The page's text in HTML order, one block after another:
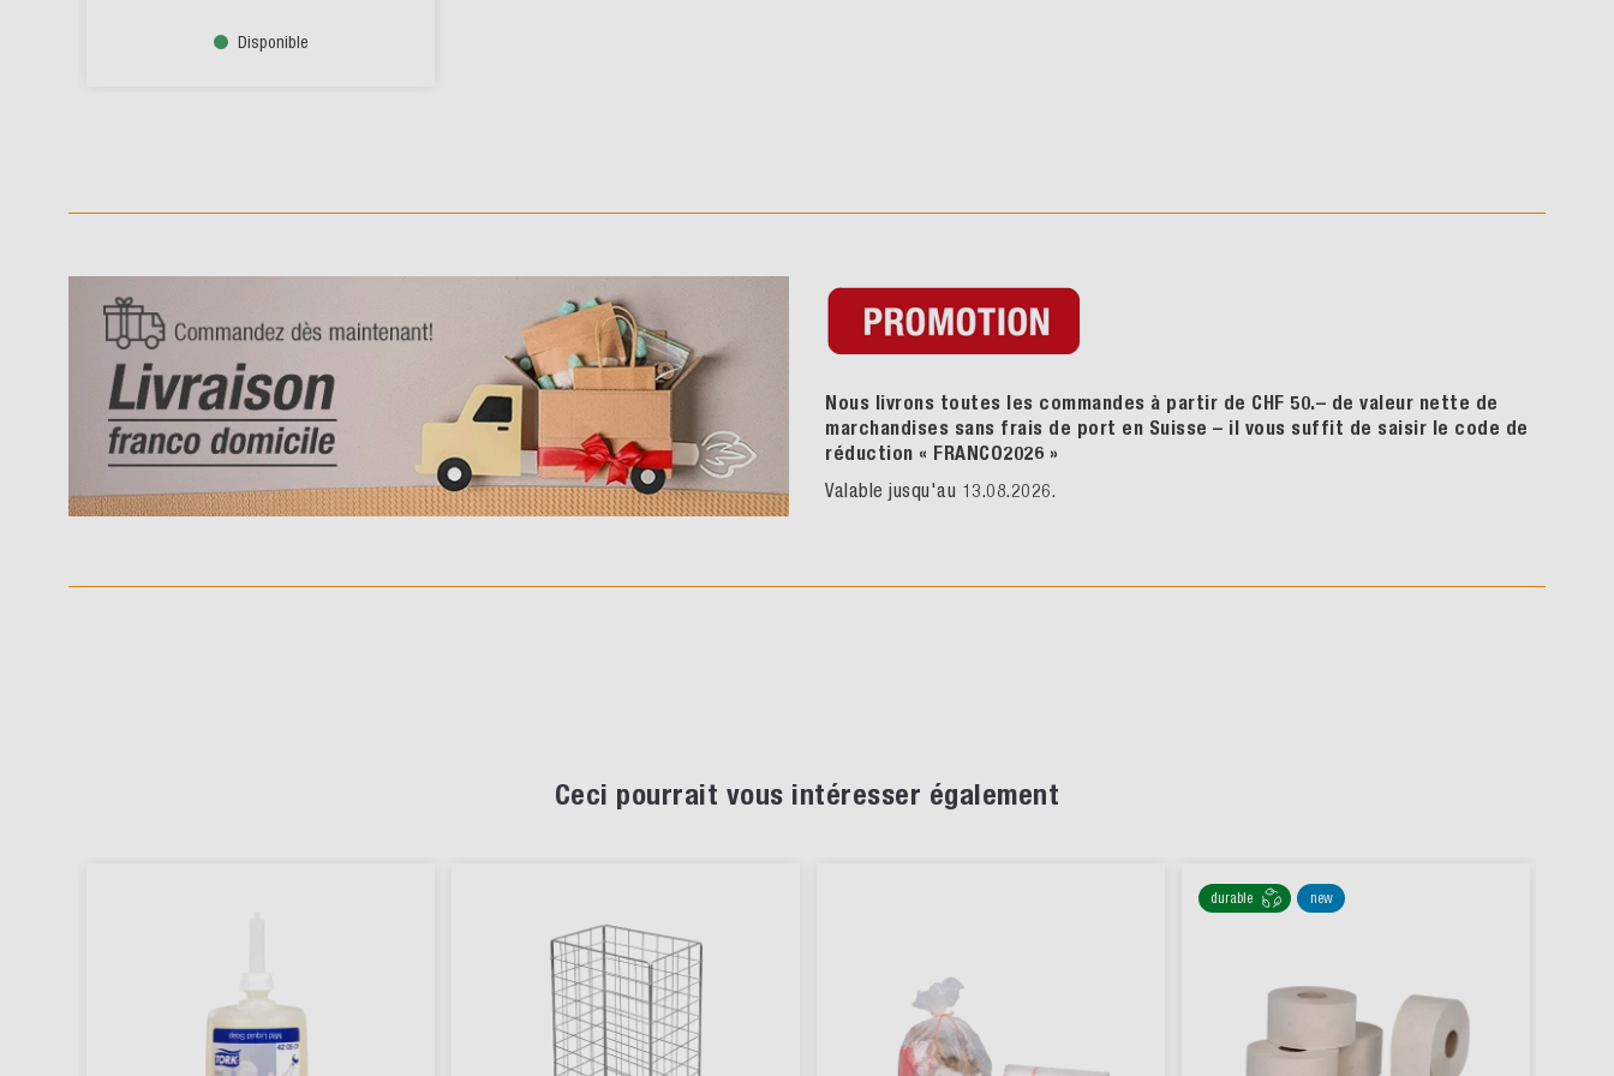
Disponible
Nous livrons toutes les commandes à partir de CHF 50.– de valeur nette de
marchandises sans frais de port en Suisse – il vous suffit de saisir le code de
réduction « FRANCO2026 »
Valable jusqu'au 13.08.2026.
Ceci pourrait vous intéresser également
durable new